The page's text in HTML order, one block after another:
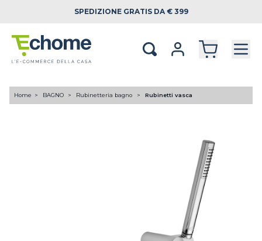
SPEDIZIONE GRATIS DA € 399
Home BAGNO Rubinetteria bagno Rubinetti vasca